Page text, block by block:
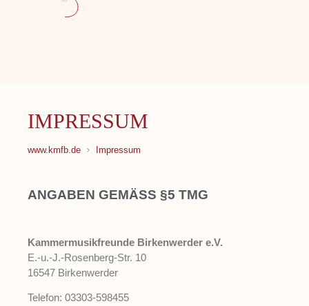
IMPRESSUM
www.kmfb.de Impressum
ANGABEN GEMÄSS §5 TMG
Kammermusikfreunde Birkenwerder e.V.
E.-u.-J.-Rosenberg-Str. 10
16547 Birkenwerder
Telefon: 03303-598455